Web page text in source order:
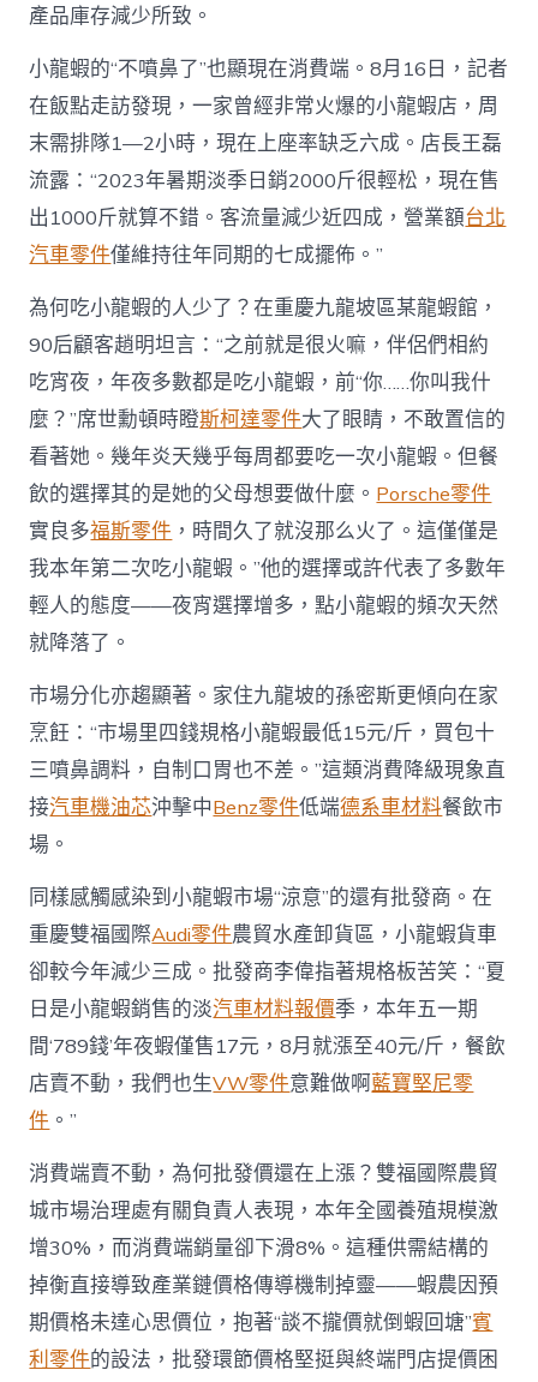
產品庫存減少所致。
小龍蝦的“不噴鼻了”也顯現在消費端。8月16日，記者
在飯點走訪發現，一家曾經非常火爆的小龍蝦店，周
末需排隊1—2小時，現在上座率缺乏六成。店長王磊
流露：“2023年暑期淡季日銷2000斤很輕松，現在售
出1000斤就算不錯。客流量減少近四成，營業額台北
汽車零件僅維持往年同期的七成擺佈。”
為何吃小龍蝦的人少了？在重慶九龍坡區某龍蝦館，
90后顧客趙明坦言：“之前就是很火嘛，伴侶們相約
吃宵夜，年夜多數都是吃小龍蝦，前“你……你叫我什
麼？”席世勳頓時瞪斯柯達零件大了眼睛，不敢置信的
看著她。幾年炎天幾乎每周都要吃一次小龍蝦。但餐
飲的選擇其的是她的父母想要做什麼。 Porsche零件
實良多福斯零件 ，時間久了就沒那么火了。這僅僅是
我本年第二次吃小龍蝦。”他的選擇或許代表了多數年
輕人的態度——夜宵選擇增多，點小龍蝦的頻次天然
就降落了。
市場分化亦趨顯著。家住九龍坡的孫密斯更傾向在家
烹飪：“市場里四錢規格小龍蝦最低15元/斤，買包十
三噴鼻調料，自制口胃也不差。”這類消費降級現象直
接汽車機油芯沖擊中Benz零件低端德系車材料餐飲市
場。
同樣感觸感染到小龍蝦市場“涼意”的還有批發商。在
重慶雙福國際Audi零件農貿水產卸貨區，小龍蝦貨車
卻較今年減少三成。批發商李偉指著規格板苦笑：“夏
日是小龍蝦銷售的淡汽車材料報價季，本年五一期
間‘789錢’年夜蝦僅售17元，8月就漲至40元/斤，餐飲
店賣不動，我們也生VW零件意難做啊藍寶堅尼零
件 。”
消費端賣不動，為何批發價還在上漲？雙福國際農貿
城市場治理處有關負責人表現，本年全國養殖規模激
增30%，而消費端銷量卻下滑8%。這種供需結構的
掉衡直接導致產業鏈價格傳導機制掉靈——蝦農因預
期價格未達心思價位，抱著“談不攏價就倒蝦回塘”賓
利零件的設法，批發環節價格堅挺與終端門店提價困